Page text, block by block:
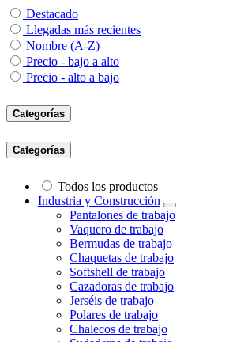
Destacado
Llegadas más recientes
Nombre (A-Z)
Precio - bajo a alto
Precio - alto a bajo
Categorías
Categorías
Todos los productos
Industria y Construcción
Pantalones de trabajo
Vaquero de trabajo
Bermudas de trabajo
Chaquetas de trabajo
Softshell de trabajo
Cazadoras de trabajo
Jerséis de trabajo
Polares de trabajo
Chalecos de trabajo